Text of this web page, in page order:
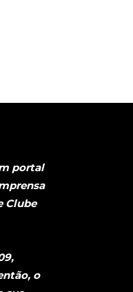
portal
Clube
o